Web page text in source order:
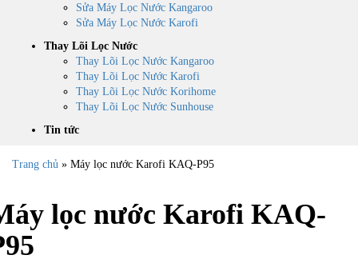
Sửa Máy Lọc Nước Kangaroo
Sửa Máy Lọc Nước Karofi
Thay Lõi Lọc Nước
Thay Lõi Lọc Nước Kangaroo
Thay Lõi Lọc Nước Karofi
Thay Lõi Lọc Nước Korihome
Thay Lõi Lọc Nước Sunhouse
Tin tức
Trang chủ » Máy lọc nước Karofi KAQ-P95
lọc nước Karofi KAQ-